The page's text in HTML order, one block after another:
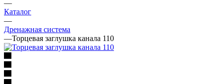
—
Каталог
—
Дренажная система
—Торцевая заглушка канала 110